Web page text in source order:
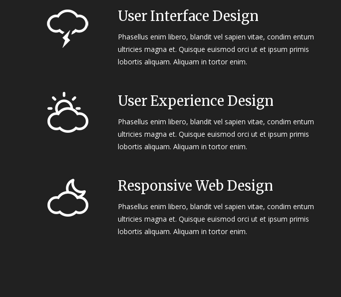
User Interface Design
Phasellus enim libero, blandit vel sapien vitae, condim entum
ultricies magna et. Quisque euismod orci ut et ipsum primis
lobortis aliquam. Aliquam in tortor enim.
User Experience Design
Phasellus enim libero, blandit vel sapien vitae, condim entum
ultricies magna et. Quisque euismod orci ut et ipsum primis
lobortis aliquam. Aliquam in tortor enim.
Responsive Web Design
Phasellus enim libero, blandit vel sapien vitae, condim entum
ultricies magna et. Quisque euismod orci ut et ipsum primis
lobortis aliquam. Aliquam in tortor enim.